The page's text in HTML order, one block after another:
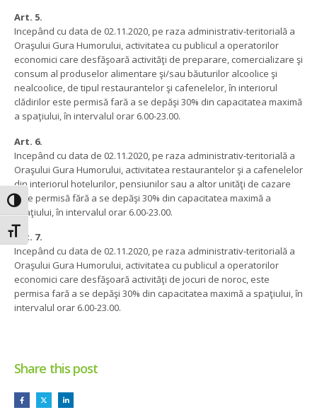
Toggle High Contrast
Toggle Font size
Art. 5.
Incepând cu data de 02.11.2020, pe raza administrativ-teritorială a
Oraşului Gura Humorului, activitatea cu publicul a operatorilor
economici care desfăşoară activităţi de preparare, comercializare şi
consum al produselor alimentare şi/sau băuturilor alcoolice şi
nealcoolice, de tipul restaurantelor şi cafenelelor, în interiorul
clădirilor este permisă fară a se depăşi 30% din capacitatea maximă
a spaţiului, în intervalul orar 6.00-23.00.
Art. 6.
Incepând cu data de 02.11.2020, pe raza administrativ-teritorială a
Oraşului Gura Humorului, activitatea restaurantelor şi a cafenelelor
din interiorul hotelurilor, pensiunilor sau a altor unităţi de cazare
este permisă fără a se depăşi 30% din capacitatea maximă a
spaţiului, în intervalul orar 6.00-23.00.
Art. 7.
Incepând cu data de 02.11.2020, pe raza administrativ-teritorială a
Oraşului Gura Humorului, activitatea cu publicul a operatorilor
economici care desfăşoară activităţi de jocuri de noroc, este
permisa fară a se depăşi 30% din capacitatea maximă a spaţiului, în
intervalul orar 6.00-23.00.
Share this post